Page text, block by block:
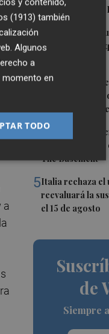
digo que soy de
2
El Ibex 35 sube
agosto tras
3 La Diputación
tiempo
las obras del
4Roig Arena
más de 10
The Basement
5Italia rechaza el
reevaluará la
el 15 de agosto
de
Siempre
a
(1913) también
Algunos
a
momento en
TODO